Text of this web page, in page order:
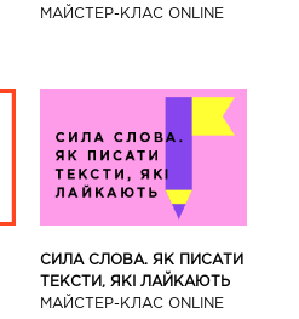
МАЙСТЕР-КЛАС ONLINE
СИЛА СЛОВА. ЯК ПИСАТИ
ТЕКСТИ, ЯКІ ЛАЙКАЮТЬ
МАЙСТЕР-КЛАС ONLINE